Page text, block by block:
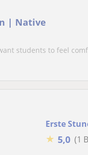
| Native
students to feel
Erste
★ 5,0 (1